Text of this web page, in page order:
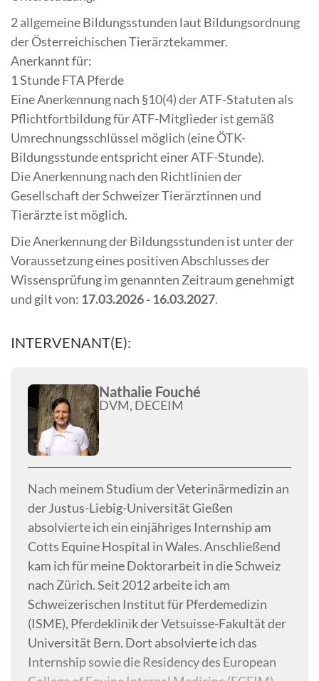
2 allgemeine Bildungsstunden laut Bildungsordnung
der Österreichischen Tierärztekammer.
Anerkannt für:
1 Stunde FTA Pferde
Eine Anerkennung nach §10(4) der ATF-Statuten als
Pflichtfortbildung für ATF-Mitglieder ist gemäß
Umrechnungsschlüssel möglich (eine ÖTK-
Bildungsstunde entspricht einer ATF-Stunde).
Die Anerkennung nach den Richtlinien der
Gesellschaft der Schweizer Tierärztinnen und
Tierärzte ist möglich.
Die Anerkennung der Bildungsstunden ist unter der
Voraussetzung eines positiven Abschlusses der
Wissensprüfung im genannten Zeitraum genehmigt
und gilt von: 17.03.2026 - 16.03.2027.
INTERVENANT(E):
Nathalie Fouché
DVM, DECEIM
Nach meinem Studium der Veterinärmedizin an
der Justus-Liebig-Universität Gießen
absolvierte ich ein einjähriges Internship am
Cotts Equine Hospital in Wales. Anschließend
kam ich für meine Doktorarbeit in die Schweiz
nach Zürich. Seit 2012 arbeite ich am
Schweizerischen Institut für Pferdemedizin
(ISME), Pferdeklinik der Vetsuisse-Fakultät der
Universität Bern. Dort absolvierte ich das
Internship sowie die Residency des European